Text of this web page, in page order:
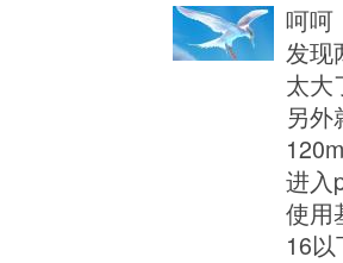
呵呵
发现
太大
另
进入
使用
16